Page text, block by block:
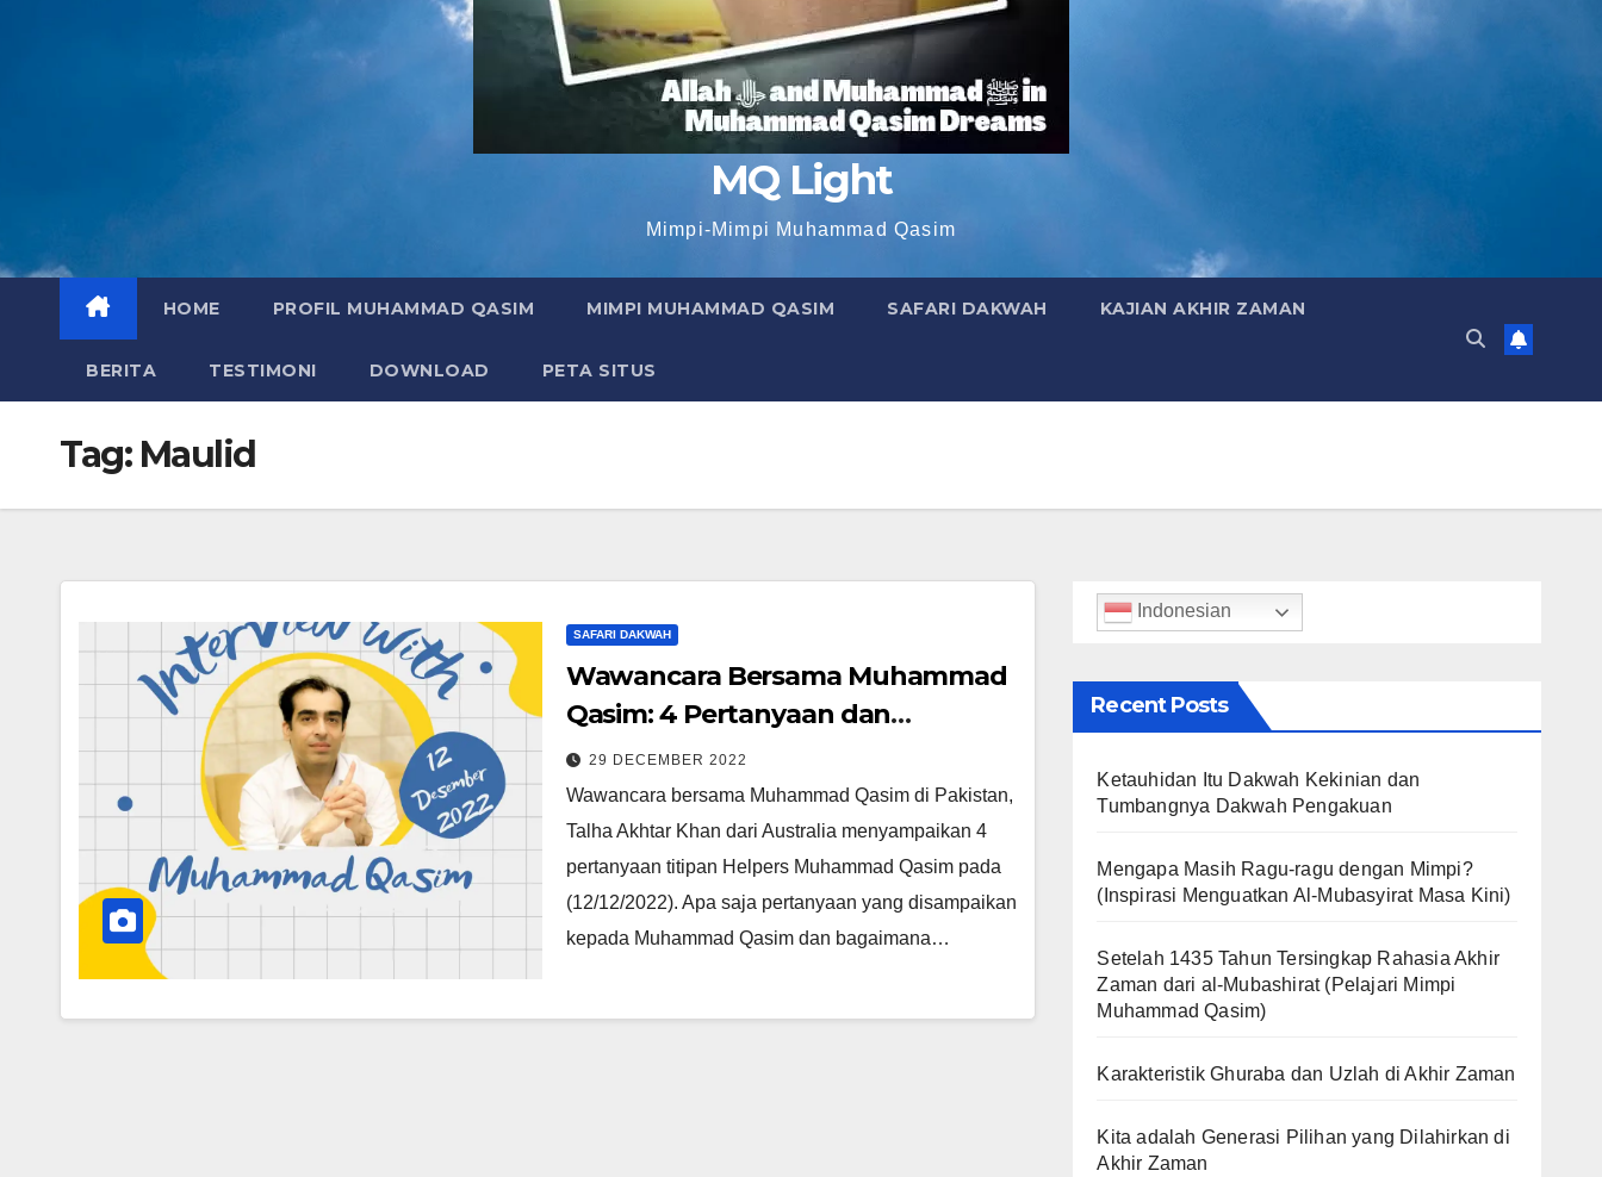
MQ Light
Mimpi-Mimpi Muhammad Qasim
HOME PROFIL MUHAMMAD QASIM MIMPI MUHAMMAD QASIM SAFARI DAKWAH KAJIAN AKHIR ZAMAN
BERITA TESTIMONI DOWNLOAD PETA SITUS
Tag: Maulid
SAFARI DAKWAH
Wawancara Bersama Muhammad
Qasim: 4 Pertanyaan dan
Jawaban, No 2 Tentang Maulid
Nabi
29 DECEMBER 2022
Wawancara bersama Muhammad Qasim di Pakistan,
Talha Akhtar Khan dari Australia menyampaikan 4
pertanyaan titipan Helpers Muhammad Qasim pada
(12/12/2022). Apa saja pertanyaan yang disampaikan
kepada Muhammad Qasim dan bagaimana…
Indonesian
Recent Posts
Ketauhidan Itu Dakwah Kekinian dan
Tumbangnya Dakwah Pengakuan
Mengapa Masih Ragu-ragu dengan Mimpi?
(Inspirasi Menguatkan Al-Mubasyirat Masa Kini)
Setelah 1435 Tahun Tersingkap Rahasia Akhir
Zaman dari al-Mubashirat (Pelajari Mimpi
Muhammad Qasim)
Karakteristik Ghuraba dan Uzlah di Akhir Zaman
Kita adalah Generasi Pilihan yang Dilahirkan di
Akhir Zaman